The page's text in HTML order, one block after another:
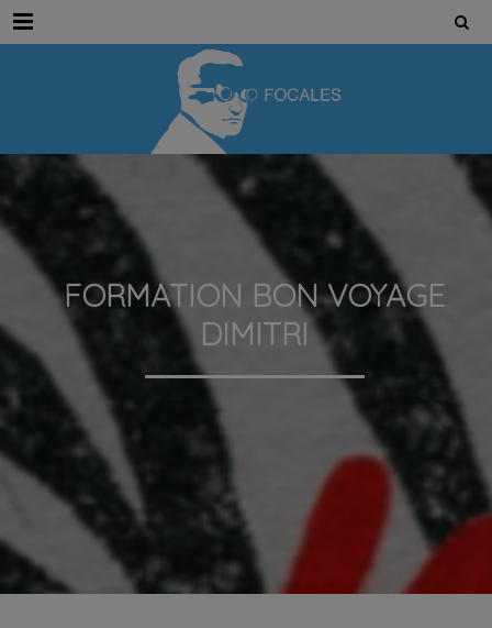
Menu
FORMATION BON VOYAGE
DIMITRI